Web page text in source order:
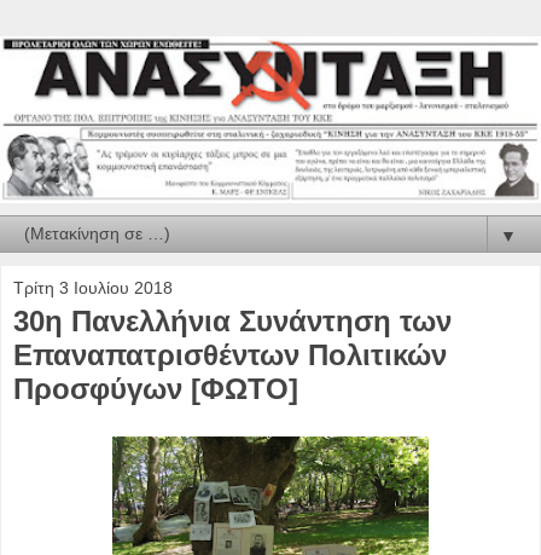
▼
Τρίτη 3 Ιουλίου 2018
30η Πανελλήνια Συνάντηση των
Επαναπατρισθέντων Πολιτικών
Προσφύγων [ΦΩΤΟ]